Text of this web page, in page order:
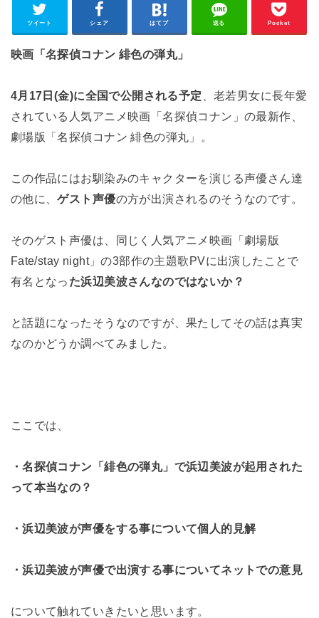
ツイート シェア はてブ 送る Pocket
映画「名探偵コナン 緋色の弾丸」
4月17日(金)に全国で公開される予定 、老若男女に長年愛
されている人気アニメ映画「名探偵コナン」の最新作、
劇場版「名探偵コナン 緋色の弾丸」。
この作品にはお馴染みのキャクターを演じる声優さん達
の他に、ゲスト声優の方が出演されるのそうなのです。
そのゲスト声優は、同じく人気アニメ映画「劇場版
Fate/stay night」の3部作の主題歌PVに出演したことで
有名となっ た浜辺美波さんなのではないか？
と話題になったそうなのですが、果たしてその話は真実
なのかどうか調べてみました。
ここでは、
・名探偵コナン「緋色の弾丸」で浜辺美波が起用された
って本当なの？
・浜辺美波が声優をする事について個人的見解
・浜辺美波が声優で出演する事についてネットでの意見
について触れていきたいと思います。